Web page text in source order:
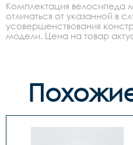
Комплектация велосипеда
отличаться от указанной в
усовершенствования
модели. Цена на товар